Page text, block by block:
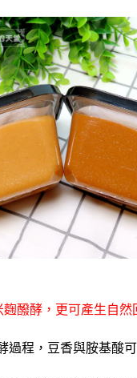
麴醱酵，更可產生自然
過程，豆香與胺基酸